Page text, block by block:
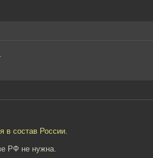
в состав России.
РФ не нужна.